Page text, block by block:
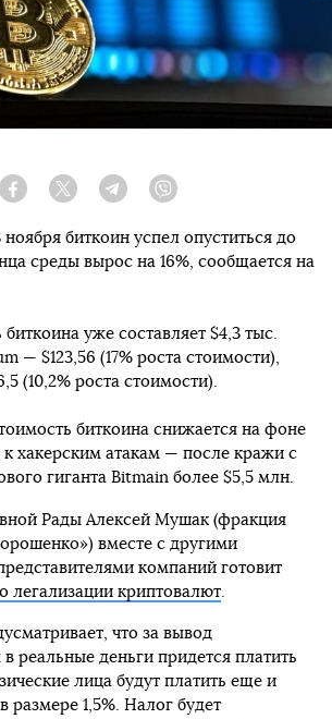
Facebook Twitter Telegram
ноября биткоин успел опуститься до
среды вырос на 16%, сообщается на
уже составляет $4,3 тыс.
— $123,56 (17% роста стоимости),
(10,2% роста стоимости).
биткоина снижается на фоне
хакерским атакам — после кражи с
гиганта Bitmain более $5,5 млн.
Рады Алексей Мушак (фракция
вместе с другими
компаний готовит
легализации криптовалют.
что за вывод
реальные деньги придется платить
лица будут платить еще и
размере 1,5%. Налог будет